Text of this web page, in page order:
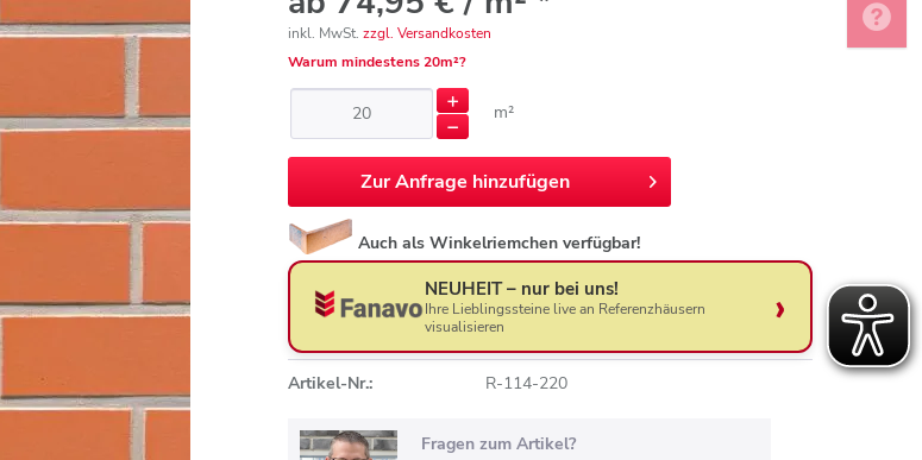
inkl. MwSt.zzgl. Versandkosten
Warum mindestens 20m²?
m²
ZurAnfrage hinzufügen
Auch als Winkelriemchen verfügbar!
NEUHEIT – nur bei uns!
Ihre Lieblingssteine live an Referenzhäusern
visualisieren
Artikel-Nr.: R-114-220
Fragen zum Artikel?